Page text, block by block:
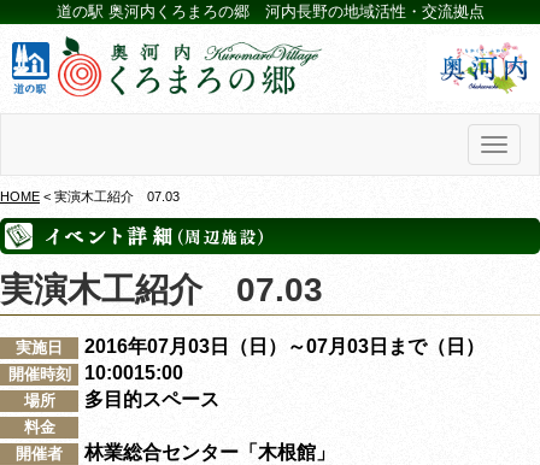
道の駅 奥河内くろまろの郷 河内長野の地域活性・交流拠点
HOME < 実演木工紹介 07.03
実演木工紹介 07.03
実施日 2016年07月03日（日）～07月03日まで（日）
開催時刻 10:0015:00
場所 多目的スペース
料金
開催者
林業総合センター「木根館」